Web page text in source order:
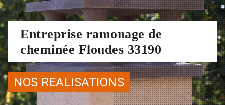
Entreprise ramonage de
cheminée Floudes 33190
NOS REALISATIONS